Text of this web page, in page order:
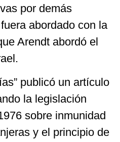
por demás
abordado con la
Arendt abordó el
publicó un artículo
la legislación
sobre inmunidad
y el principio de